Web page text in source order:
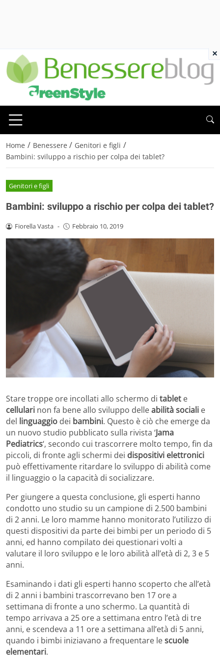
Home / Benessere / Genitori e figli /
Bambini: sviluppo a rischio per colpa dei tablet?
Genitori e figli
Bambini: sviluppo a rischio per colpa dei tablet?
Fiorella Vasta - Febbraio 10, 2019
Stare troppe ore incollati allo schermo di tablet e
cellulari non fa bene allo sviluppo delleabilità sociali e
del linguaggio dei bambini. Questo è ciò che emerge da
un nuovo studio pubblicato sulla rivista ‘Jama
Pediatrics‘, secondo cui trascorrere molto tempo, fin da
piccoli, di fronte agli schermi dei dispositivi elettronici
può effettivamente ritardare lo sviluppo di abilità come
il linguaggio o la capacità di socializzare.
Per giungere a questa conclusione, gli esperti hanno
condotto uno studio su un campione di 2.500 bambini
di 2 anni. Le loro mamme hanno monitorato l’utilizzo di
questi dispositivi da parte dei bimbi per un periodo di 5
anni, ed hanno compilato dei questionari volti a
valutare il loro sviluppo e le loro abilità all’età di 2, 3 e 5
anni.
Esaminando i dati gli esperti hanno scoperto che all’età
di 2 anni i bambini trascorrevano ben 17 ore a
settimana di fronte a uno schermo. La quantità di
tempo arrivava a 25 ore a settimana entro l’età di tre
anni, e scendeva a 11 ore a settimana all’età di 5 anni,
quando i bimbi iniziavano a frequentare lescuole
elementari.
×